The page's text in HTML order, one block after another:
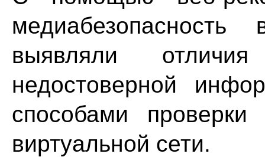
выявляли
недостоверной
способами
виртуальной сети.